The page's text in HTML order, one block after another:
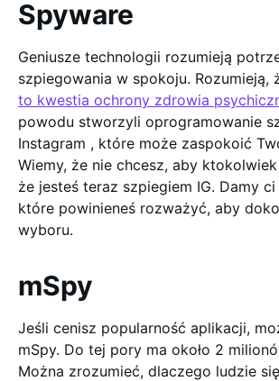
Spyware
Geniusze technologii rozumieją
szpiegowania w spokoju. Rozumieją,
to kwestia ochrony zdrowia
powodu stworzyli oprogramowanie
Instagram , które może zaspokoić
Wiemy, że nie chcesz, aby
że jesteś teraz szpiegiem IG. Damy
które powinieneś rozważyć, aby
wyboru.
mSpy
Jeśli cenisz popularność aplikacji,
mSpy. Do tej pory ma około 2
Można zrozumieć, dlaczego ludzie